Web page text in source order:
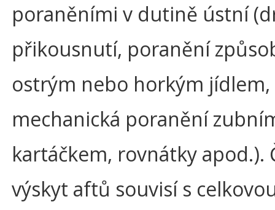
poraněními v dutině ústní
přikousnutí, poranění
ostrým nebo horkým jídlem,
mechanická poranění
kartáčkem, rovnátky apod.).
výskyt aftů souvisí s